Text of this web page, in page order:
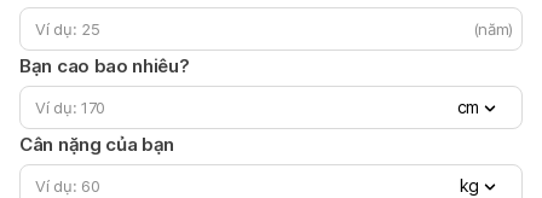
(năm)
Bạn cao bao nhiêu?
cm
Cân nặng của bạn
kg